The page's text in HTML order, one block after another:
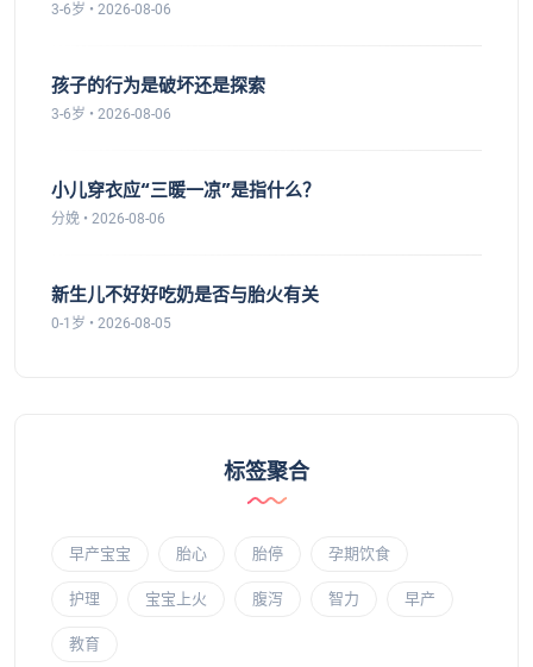
3-6岁 • 2026-08-06
孩子的行为是破坏还是探索
3-6岁 • 2026-08-06
小儿穿衣应“三暖一凉”是指什么？
分娩 • 2026-08-06
新生儿不好好吃奶是否与胎火有关
0-1岁 • 2026-08-05
标签聚合
早产宝宝 胎心 胎停 孕期饮食
护理 宝宝上火 腹泻 智力 早产
教育